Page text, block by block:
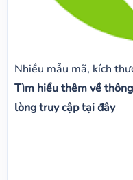
Nhiều mẫu mã, kích
Tìm hiểu thêm về
lòng truy cập tại đây